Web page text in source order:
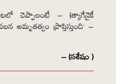
చెప్పాలంటే – (త్యాగేనైకే
అమృతత్వం ప్రాప్తిస్తుంది’ –
– (సశేషం )